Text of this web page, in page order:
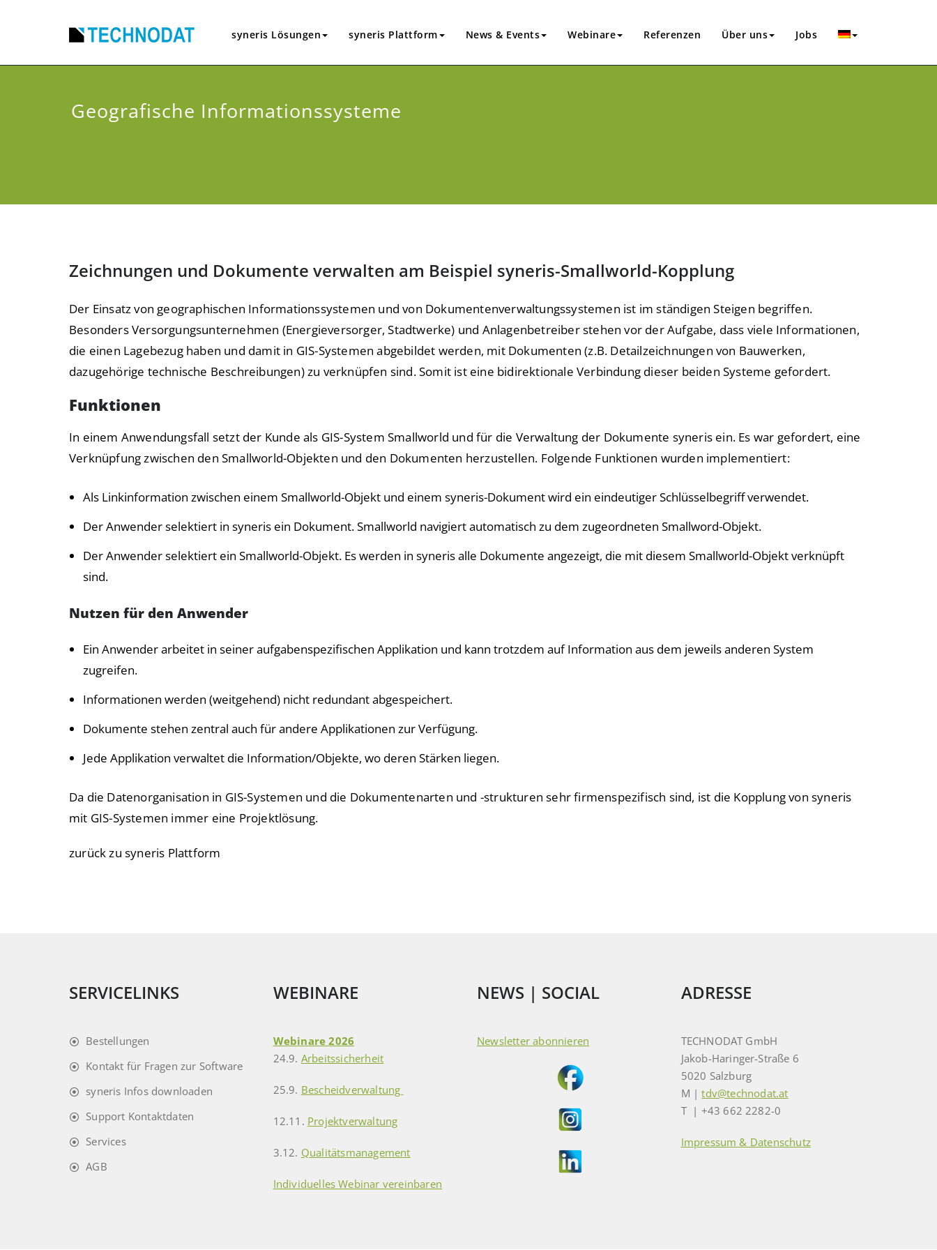
syneris Lösungen syneris Plattform News & Events Webinare Referenzen Über uns Jobs
Geografische Informationssysteme
Zeichnungen und Dokumente verwalten am Beispiel syneris-Smallworld-Kopplung
Der Einsatz von geographischen Informationssystemen und von Dokumentenverwaltungssystemen ist im ständigen Steigen begriffen.
Besonders Versorgungsunternehmen (Energieversorger, Stadtwerke) und Anlagenbetreiber stehen vor der Aufgabe, dass viele Informationen,
die einen Lagebezug haben und damit in GIS-Systemen abgebildet werden, mit Dokumenten (z.B. Detailzeichnungen von Bauwerken,
dazugehörige technische Beschreibungen) zu verknüpfen sind. Somit ist eine bidirektionale Verbindung dieser beiden Systeme gefordert.
Funktionen
In einem Anwendungsfall setzt der Kunde als GIS-System Smallworld und für die Verwaltung der Dokumente syneris ein. Es war gefordert, eine
Verknüpfung zwischen den Smallworld-Objekten und den Dokumenten herzustellen. Folgende Funktionen wurden implementiert:
Als Linkinformation zwischen einem Smallworld-Objekt und einem syneris-Dokument wird ein eindeutiger Schlüsselbegriff verwendet.
Der Anwender selektiert in syneris ein Dokument. Smallworld navigiert automatisch zu dem zugeordneten Smallword-Objekt.
Der Anwender selektiert ein Smallworld-Objekt. Es werden in syneris alle Dokumente angezeigt, die mit diesem Smallworld-Objekt verknüpft
sind.
Nutzen für den Anwender
Ein Anwender arbeitet in seiner aufgabenspezifischen Applikation und kann trotzdem auf Information aus dem jeweils anderen System
zugreifen.
Informationen werden (weitgehend) nicht redundant abgespeichert.
Dokumente stehen zentral auch für andere Applikationen zur Verfügung.
Jede Applikation verwaltet die Information/Objekte, wo deren Stärken liegen.
Da die Datenorganisation in GIS-Systemen und die Dokumentenarten und -strukturen sehr firmenspezifisch sind, ist die Kopplung von syneris
mit GIS-Systemen immer eine Projektlösung.
zurück zu syneris Plattform
SERVICELINKS
Bestellungen
Kontakt für Fragen zur Software
syneris Infos downloaden
Support Kontaktdaten
Services
AGB
WEBINARE
Webinare 2026
24.9. Arbeitssicherheit
25.9. Bescheidverwaltung
12.11. Projektverwaltung
3.12. Qualitätsmanagement
Individuelles Webinar vereinbaren
NEWS | SOCIAL
Newsletter abonnieren
ADRESSE
TECHNODAT GmbH
Jakob-Haringer-Straße 6
5020 Salzburg
M |tdv@technodat.at
T | +43 662 2282-0
Impressum & Datenschutz